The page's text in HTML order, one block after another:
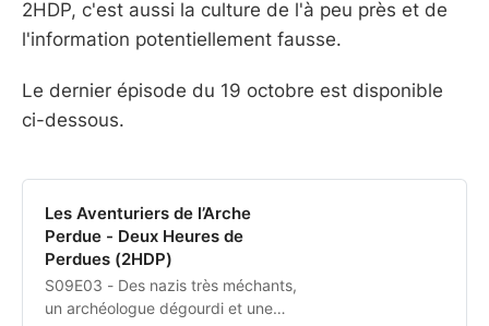
2HDP, c'est aussi la culture de l'à peu près et de
l'information potentiellement fausse.
Le dernier épisode du 19 octobre est disponible
ci-dessous.
Les Aventuriers de l’Arche
Perdue - Deux Heures de
Perdues (2HDP)
S09E03 - Des nazis très méchants,
un archéologue dégourdi et une